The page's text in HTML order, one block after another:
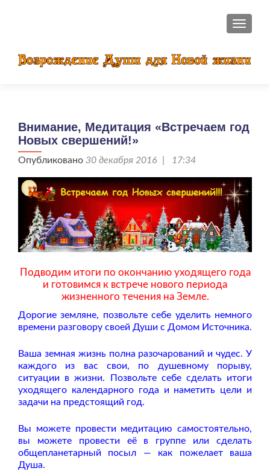
Внимание, Медитация «Встречаем год
Новых свершений!»
Опубликовано 30 декабря 2016 | 17:34
Подводим итоги по окончанию уходящего года
и готовимся к встрече нового периода
жизненного течения на Земле.
Дорогие земляне, позвольте себе уделить немного
времени разговору своей Души с Домом Источника.
Ваша земная жизнь полна разочарований и чудес. У
каждого из вас свои, по душевному порыву,
ситуации в жизни. Позвольте себе сделать итоги
уходящего календарного года и наметить цели и
задачи на предстоящий год.
Вы можете провести медитацию самостоятельно,
вы можете провести её в группе или сделать
общепланетарный посыл — как пожелает ваша
Душа.